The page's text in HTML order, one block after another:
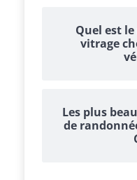
Quel est
vitrage
Les plus
de